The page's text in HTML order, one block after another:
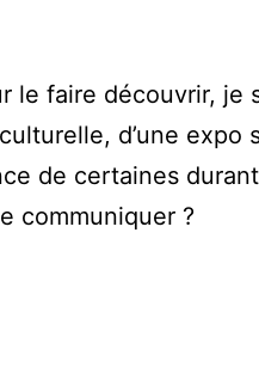
le faire découvrir, je
d’une expo
de certaines
communiquer ?